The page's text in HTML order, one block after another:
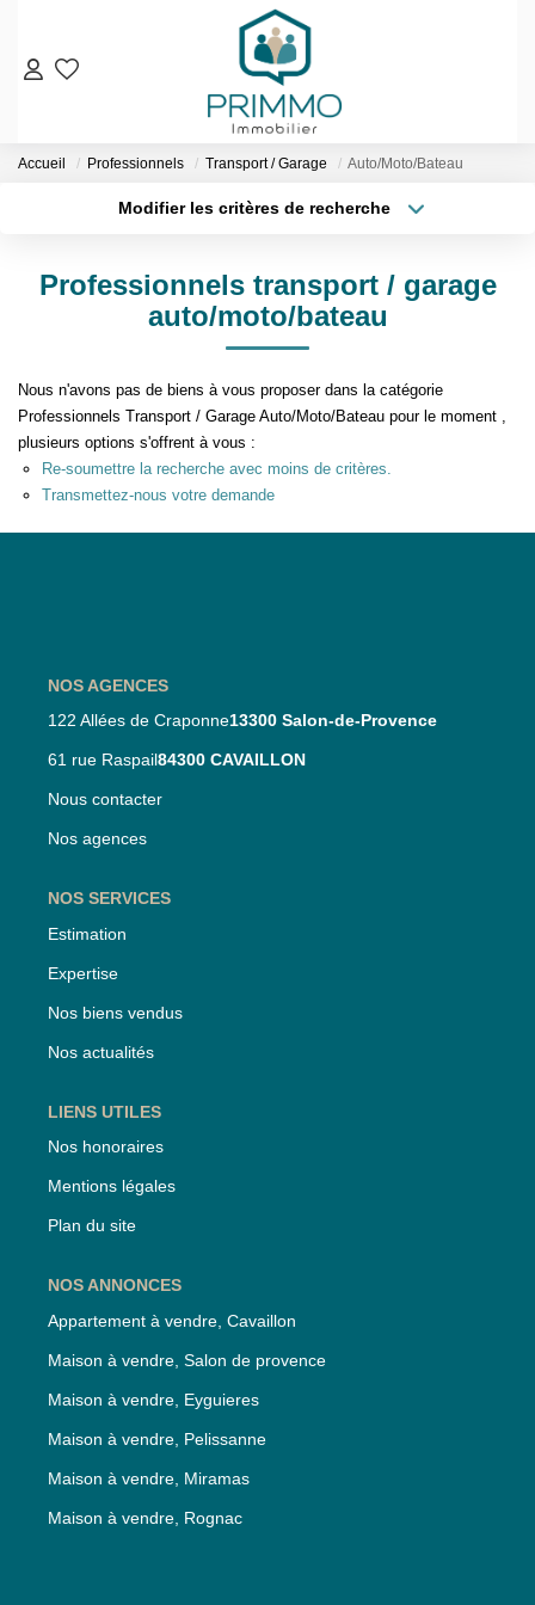
VENTES
Nos Biens En Vente
Nos Biens Vendus
LOCATIONS
ESTIMATION & EXPERTISE
NOS AGENCES
Qui Sommes-Nous
Notre Équipe
Accueil Professionnels Transport / Garage Auto/Moto/Bateau
Modifier les critères de recherche
Budget max
Professionnels transport / garage
auto/moto/bateau
Nous n'avons pas de biens à vous proposer dans la catégorie
Professionnels Transport / Garage Auto/Moto/Bateau pour le moment ,
plusieurs options s'offrent à vous :
Re-soumettre la recherche avec moins de critères.
Transmettez-nous votre demande
NOS AGENCES
122 Allées de Craponne13300 Salon-de-Provence
61 rue Raspail84300 CAVAILLON
Nous contacter
Nos agences
NOS SERVICES
Estimation
Expertise
Nos biens vendus
Nos actualités
LIENS UTILES
Nos honoraires
Mentions légales
Plan du site
NOS ANNONCES
Appartement à vendre, Cavaillon
Maison à vendre, Salon de provence
Maison à vendre, Eyguieres
Maison à vendre, Pelissanne
Maison à vendre, Miramas
Maison à vendre, Rognac